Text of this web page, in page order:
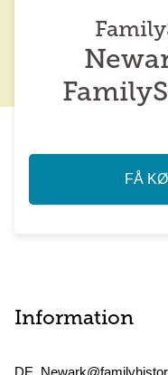
FÅ
Information